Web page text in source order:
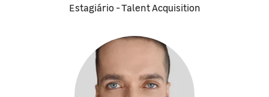
Estagiário - Talent Acquisition